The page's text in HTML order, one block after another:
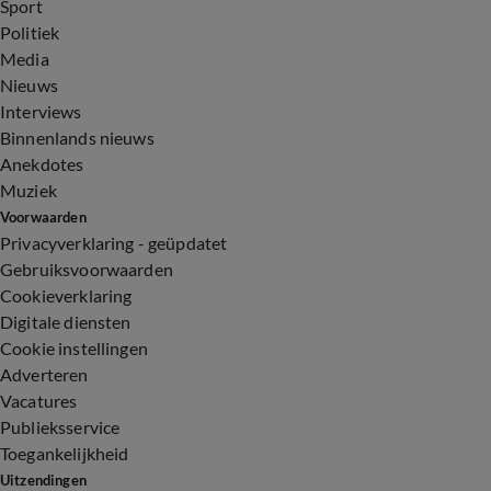
Sport
Politiek
Media
Nieuws
Interviews
Binnenlands nieuws
Anekdotes
Muziek
Voorwaarden
Privacyverklaring - geüpdatet
Gebruiksvoorwaarden
Cookieverklaring
Digitale diensten
Cookie instellingen
Adverteren
Vacatures
Publieksservice
Toegankelijkheid
Uitzendingen